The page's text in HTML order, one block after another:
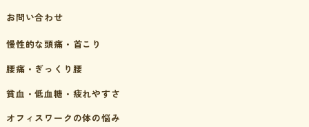
お問い合わせ
慢性的な頭痛・首こり
腰痛・ぎっくり腰
貧血・低血糖・疲れやすさ
オフィスワークの体の悩み